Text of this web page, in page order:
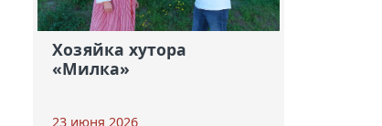
Хозяйка хутора
«Милка»
23 июня 2026